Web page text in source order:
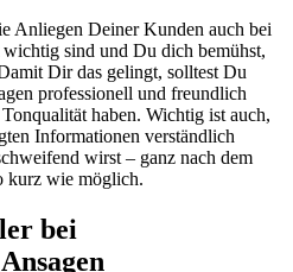
Anliegen Deiner Kunden auch bei
sind und Du dich bemühst,
Dir das gelingt, solltest Du
professionell und freundlich
haben. Wichtig ist auch,
Informationen verständlich
wirst – ganz nach dem
kurz wie möglich.
bei